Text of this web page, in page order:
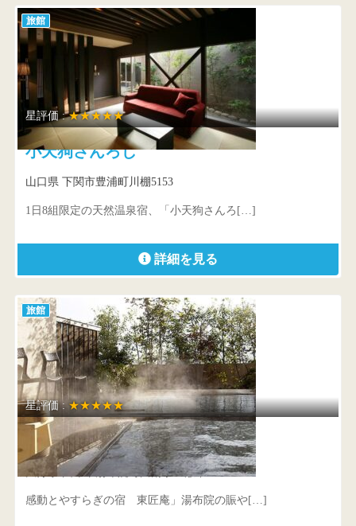
旅館
星評価 :★★★★★
小天狗さんろじ
山口県 下関市豊浦町川棚5153
1日8組限定の天然温泉宿、「小天狗さんろ[…]
詳細を見る
旅館
星評価 :★★★★★
感動とやすらぎの宿 東匠庵
大分県 由布市湯布院町川南字屋敷下1044-1
感動とやすらぎの宿 東匠庵」湯布院の賑や[…]